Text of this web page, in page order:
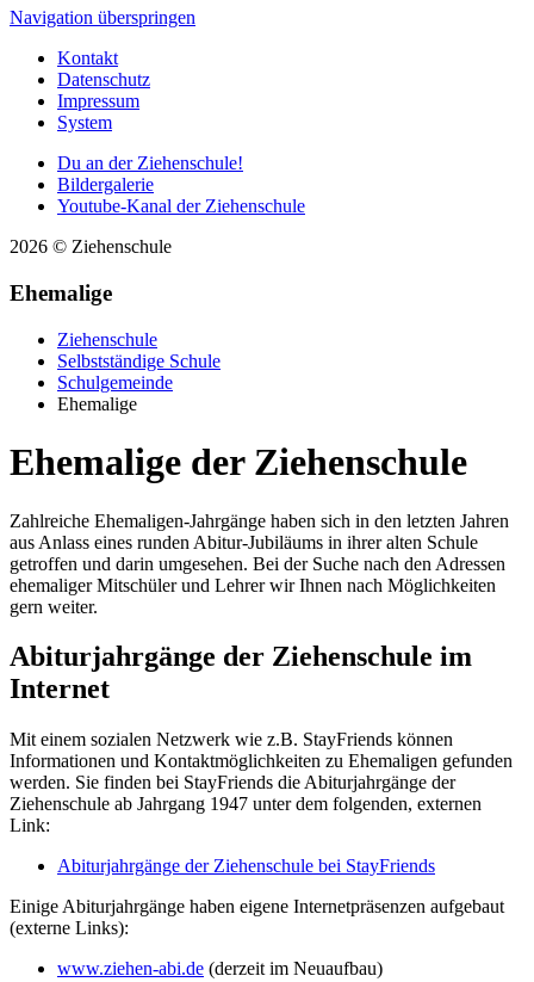
Navigation überspringen
Kontakt
Datenschutz
Impressum
System
Du an der Ziehenschule!
Bildergalerie
Youtube-Kanal der Ziehenschule
2026 © Ziehenschule
Ehemalige
Ziehenschule
Selbstständige Schule
Schulgemeinde
Ehemalige
Ehemalige der Ziehenschule
Zahlreiche Ehemaligen-Jahrgänge haben sich in den letzten Jahren
aus Anlass eines runden Abitur-Jubiläums in ihrer alten Schule
getroffen und darin umgesehen. Bei der Suche nach den Adressen
ehemaliger Mitschüler und Lehrer wir Ihnen nach Möglichkeiten
gern weiter.
Abiturjahrgänge der Ziehenschule im
Internet
Mit einem sozialen Netzwerk wie z.B. StayFriends können
Informationen und Kontaktmöglichkeiten zu Ehemaligen gefunden
werden. Sie finden bei StayFriends die Abiturjahrgänge der
Ziehenschule ab Jahrgang 1947 unter dem folgenden, externen
Link:
Abiturjahrgänge der Ziehenschule bei StayFriends
Einige Abiturjahrgänge haben eigene Internetpräsenzen aufgebaut
(externe Links):
www.ziehen-abi.de (derzeit im Neuaufbau)